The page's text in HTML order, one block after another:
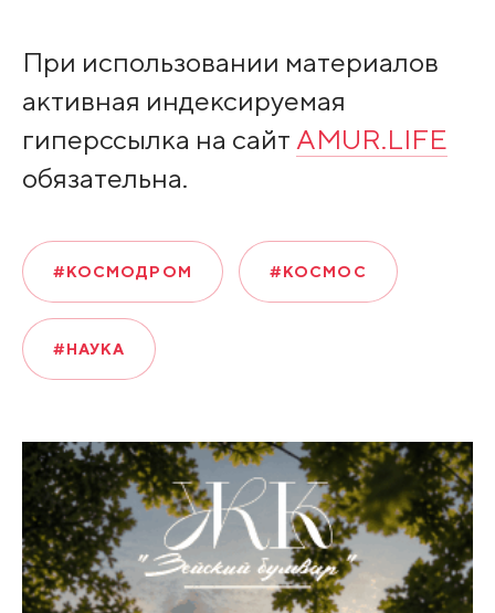
При использовании материалов
активная индексируемая
гиперссылка на сайт AMUR.LIFE
обязательна.
#КОСМОДРОМ #КОСМОС
#НАУКА